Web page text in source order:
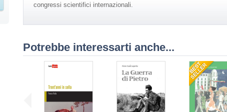
congressi scientifici internazionali.
Potrebbe interessarti anche...